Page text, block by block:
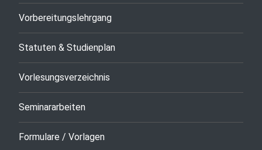
Vorbereitungslehrgang
Statuten & Studienplan
Vorlesungsverzeichnis
Seminararbeiten
Formulare / Vorlagen